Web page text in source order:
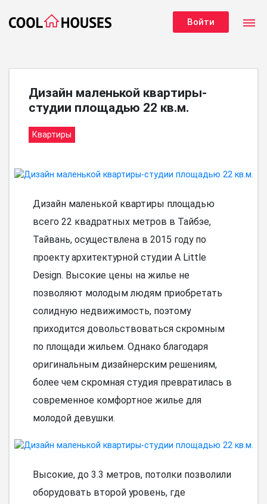
Войти dehaze
Дизайн маленькой квартиры-
студии площадью 22 кв.м.
Квартиры
Дизайн маленькой квартиры площадью
всего 22 квадратных метров в Тайбэе,
Тайвань, осуществлена в 2015 году по
проекту архитектурной студии A Little
Design. Высокие цены на жилье не
позволяют молодым людям приобретать
солидную недвижимость, поэтому
приходится довольствоваться скромным
по площади жильем. Однако благодаря
оригинальным дизайнерским решениям,
более чем скромная студия превратилась в
современное комфортное жилье для
молодой девушки.
Высокие, до 3.3 метров, потолки позволили
оборудовать второй уровень, где